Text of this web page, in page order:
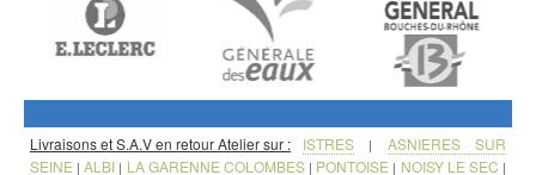
Livraisons et S.A.V en retour Atelier sur : ISTRES | ASNIERES SUR
SEINE |ALBI | LA GARENNE COLOMBES| PONTOISE | NOISY LE SEC |